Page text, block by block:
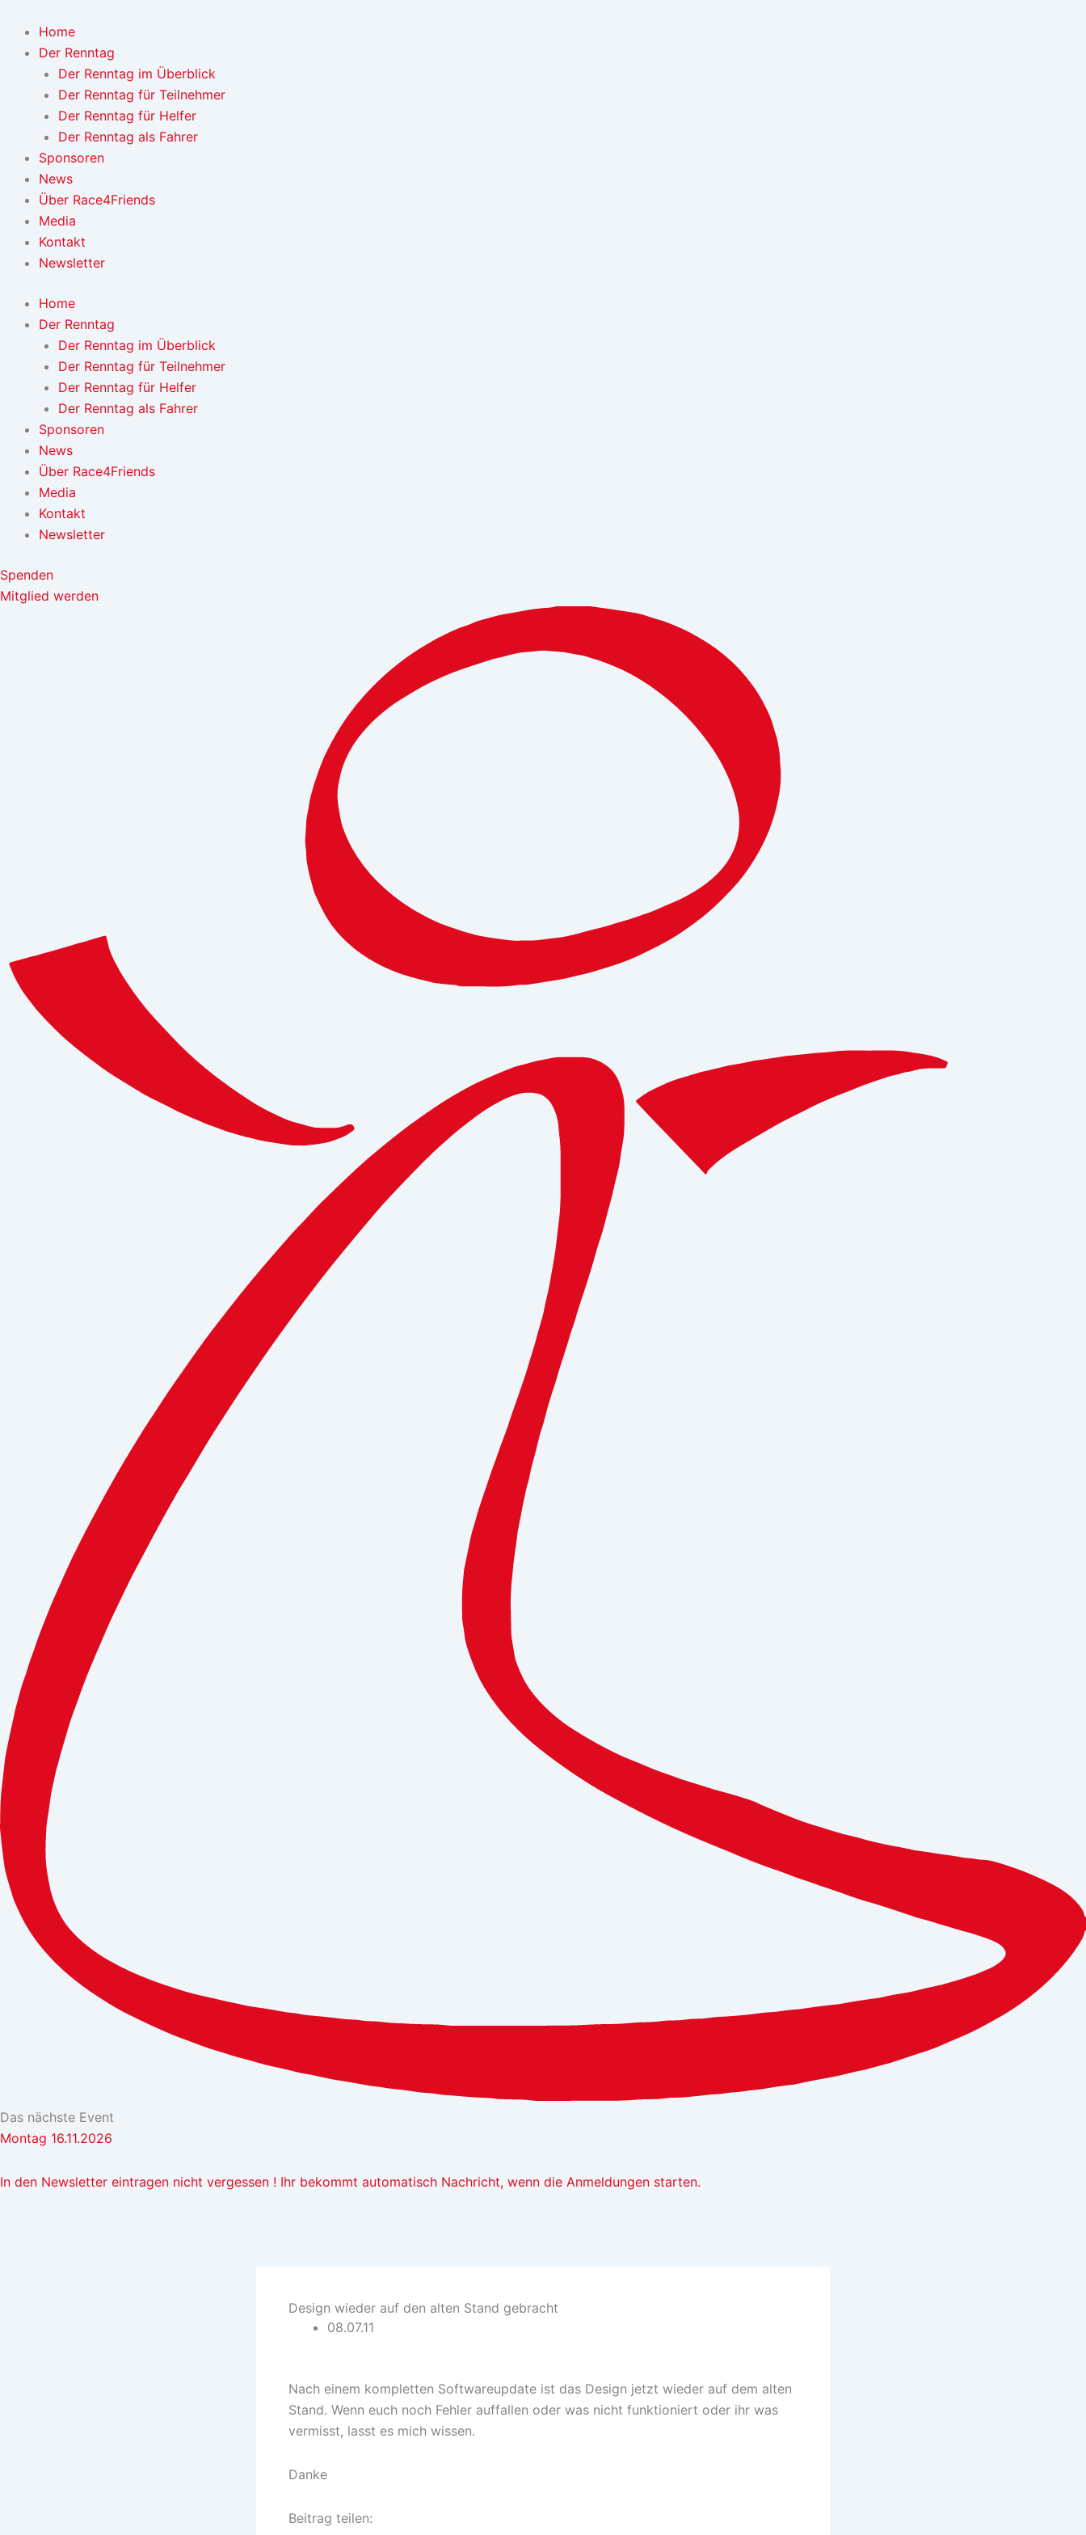
Inhalt
springen
Home
Der Renntag
Der Renntag im Überblick
Der Renntag für Teilnehmer
Der Renntag für Helfer
Der Renntag als Fahrer
Sponsoren
News
Über Race4Friends
Media
Kontakt
Newsletter
Home
Der Renntag
Der Renntag im Überblick
Der Renntag für Teilnehmer
Der Renntag für Helfer
Der Renntag als Fahrer
Sponsoren
News
Über Race4Friends
Media
Kontakt
Newsletter
Spenden
Mitglied werden
Das nächste Event
Montag 16.11.2026
In den Newsletter eintragen nicht vergessen ! Ihr bekommt automatisch Nachricht, wenn die Anmeldungen starten.
Design wieder auf den alten Stand gebracht
08.07.11
Nach einem kompletten Softwareupdate ist das Design jetzt wieder auf dem alten
Stand. Wenn euch noch Fehler auffallen oder was nicht funktioniert oder ihr was
vermisst, lasst es mich wissen.
Danke
Beitrag teilen: